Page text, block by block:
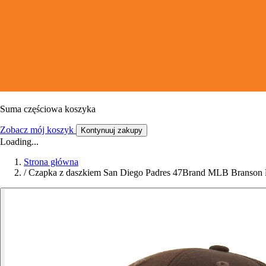
Suma częściowa koszyka
Zobacz mój koszyk Kontynuuj zakupy
Loading...
Strona główna
/ Czapka z daszkiem San Diego Padres 47Brand MLB